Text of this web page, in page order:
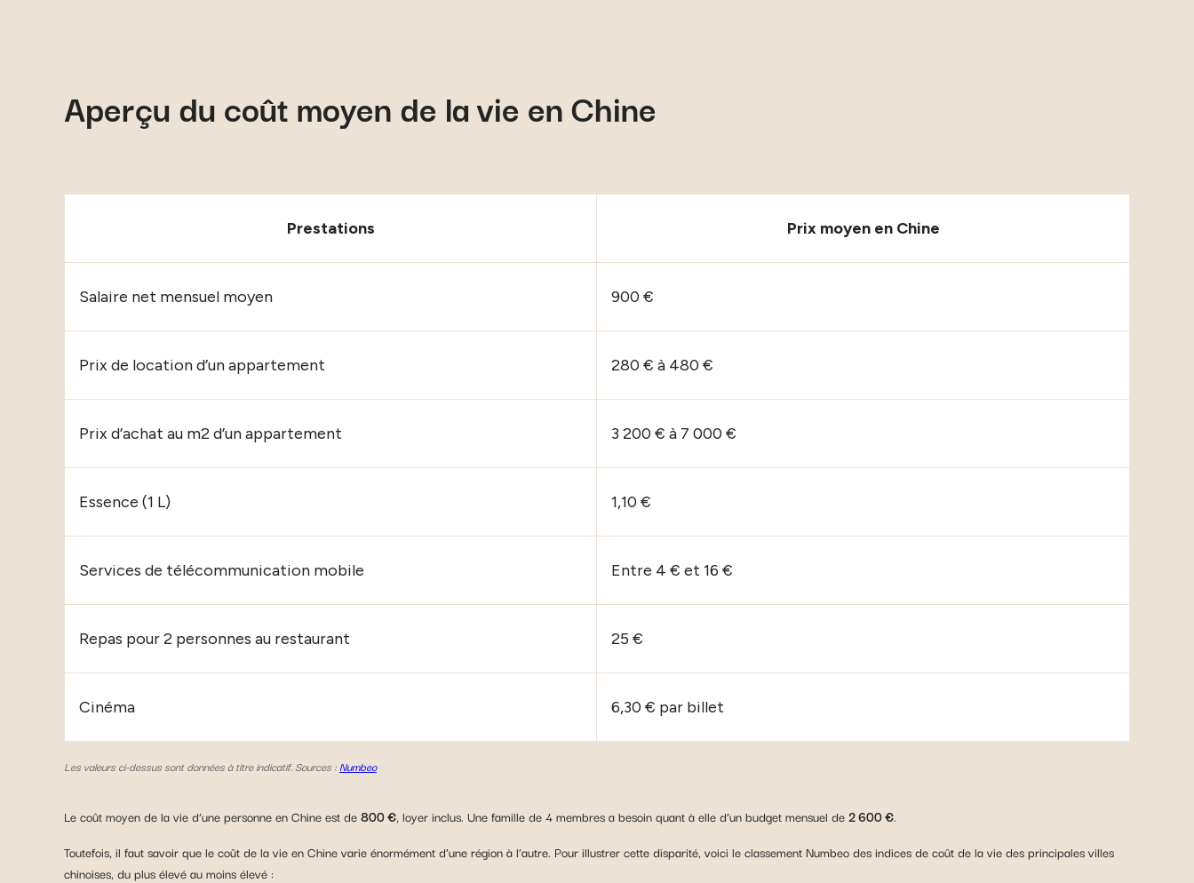
Aperçu du coût moyen de la vie en Chine
Prestations Prix moyen en Chine
Salaire net mensuel moyen 900 €
Prix de location d’un appartement 280 € à 480 €
Prix d’achat au m2 d’un appartement 3 200 € à 7 000 €
Essence (1 L) 1,10 €
Services de télécommunication mobile Entre 4 € et 16 €
Repas pour 2 personnes au restaurant 25 €
Cinéma 6,30 € par billet
Les valeurs ci-dessus sont données à titre indicatif. Sources :Numbeo
Le coût moyen de la vie d’une personne en Chine est de800 €, loyer inclus. Une famille de 4 membres a besoin quant à elle d’un budget mensuel de2 600 €.
Toutefois, il faut savoir que le coût de la vie en Chine varie énormément d’une région à l’autre. Pour illustrer cette disparité, voici le classement Numbeo des indices de coût de la vie des principales villes
chinoises, du plus élevé au moins élevé :